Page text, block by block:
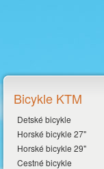
Bicykle KTM
Detské bicykle
Horské bicykle 27"
Horské bicykle 29"
Cestné bicykle